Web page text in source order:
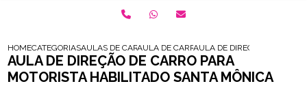
HOMECATEGORIASAULAS DE CARRO PARA HABILITADOS
AULA DE CARRO PARA HABILITADOS ZONA
AULA DE DIRECAO DE
AULA DE DIREÇÃO DE CARRO PARA
MOTORISTA HABILITADO SANTA MÔNICA